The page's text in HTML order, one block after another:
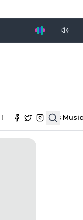
Ekonomi & Bisnis Music